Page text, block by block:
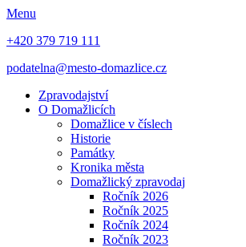
Menu
+420 379 719 111
podatelna@mesto-domazlice.cz
Zpravodajství
O Domažlicích
Domažlice v číslech
Historie
Památky
Kronika města
Domažlický zpravodaj
Ročník 2026
Ročník 2025
Ročník 2024
Ročník 2023